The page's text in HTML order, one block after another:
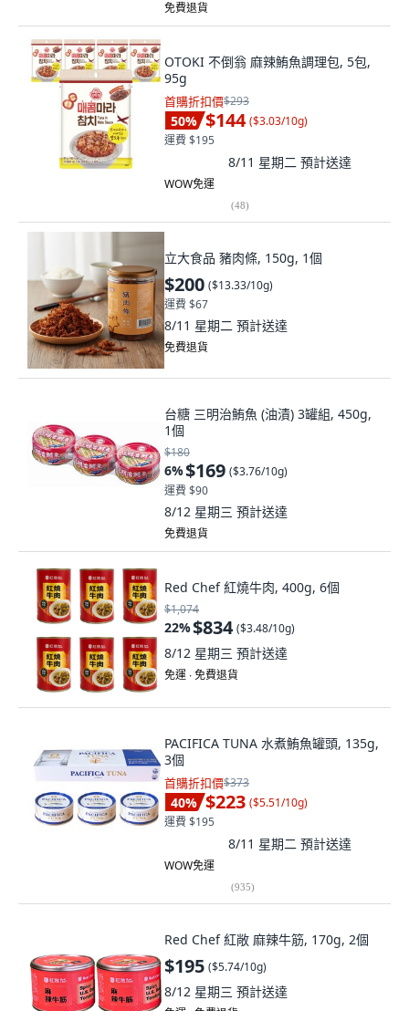
免費退貨
OTOKI 不倒翁 麻辣鮪魚調理包, 5包,
95g
首購折扣價$293
50% $144 ($3.03/10g)
運費 $195
8/11 星期二 預計送達
WOW免運
(48)
立大食品 豬肉條, 150g, 1個
$200 ($13.33/10g)
運費 $67
8/11 星期二 預計送達
免費退貨
台糖 三明治鮪魚 (油漬) 3罐組, 450g,
1個
$180
6%$169 ($3.76/10g)
運費 $90
8/12 星期三 預計送達
免費退貨
Red Chef 紅燒牛肉, 400g, 6個
$1,074
22%$834 ($3.48/10g)
8/12 星期三 預計送達
免運 ∙ 免費退貨
PACIFICA TUNA 水煮鮪魚罐頭, 135g,
3個
首購折扣價$373
40% $223 ($5.51/10g)
運費 $195
8/11 星期二 預計送達
WOW免運
(935)
Red Chef 紅敞 麻辣牛筋, 170g, 2個
$195 ($5.74/10g)
8/12 星期三 預計送達